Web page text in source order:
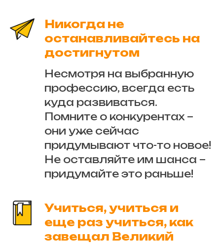
Никогда не
останавливайтесь на
достигнутом
Несмотря на выбранную
профессию, всегда есть
куда развиваться.
Помните о конкурентах –
они уже сейчас
придумывают что-то новое!
Не оставляйте им шанса –
придумайте это раньше!
Учиться, учиться и
еще раз учиться, как
завещал Великий